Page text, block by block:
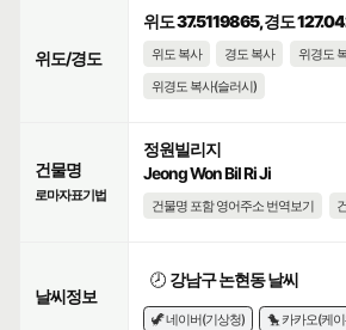
위도/경도
위도 37.5119865, 경도
위도 복사 경도 복사 위경도
위경도 복사(슬러시)
건물명
로마자표기법
정원빌리지
Jeong Won Bil Ri Ji
건물명 포함 영어주소 번역보기
날씨정보
🕗 강남구 논현동 날씨
🦖 네이버(기상청) 🐤 카카오(케